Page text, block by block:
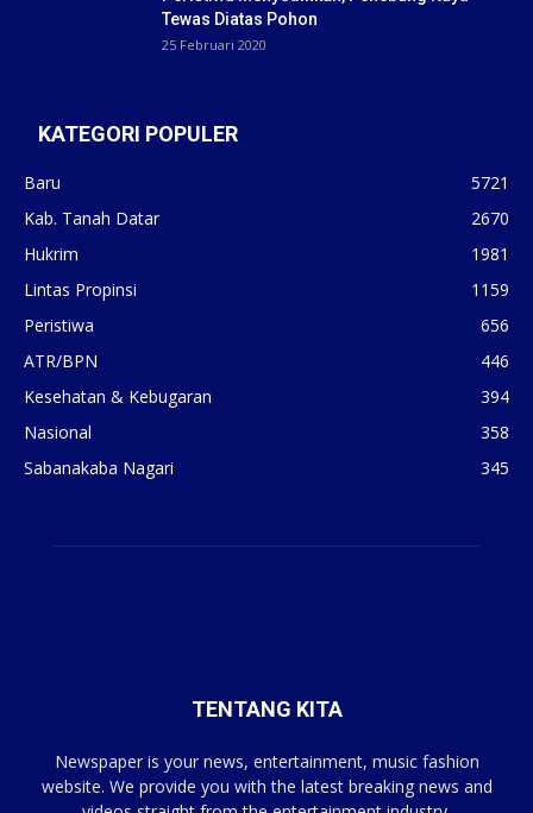
Tewas Diatas Pohon
25 Februari 2020
KATEGORI POPULER
Baru
5721
Kab. Tanah Datar
2670
Hukrim
1981
Lintas Propinsi
1159
Peristiwa
656
ATR/BPN
446
Kesehatan & Kebugaran
394
Nasional
358
Sabanakaba Nagari
345
TENTANG KITA
Newspaper is your news, entertainment, music fashion
website. We provide you with the latest breaking news and